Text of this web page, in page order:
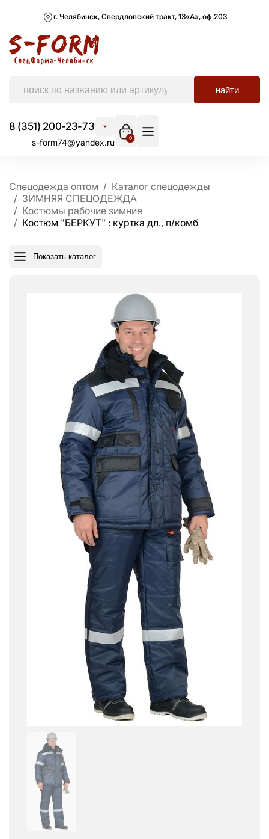
г. Челябинск, Свердловский тракт, 13«А», оф.203
найти
8 (351) 200-23-73
s-form74@yandex.ru 0
Спецодежда оптом
Каталог спецодежды
ЗИМНЯЯ СПЕЦОДЕЖДА
Костюмы рабочие зимние
Костюм "БЕРКУТ" : куртка дл., п/комб
Показать каталог